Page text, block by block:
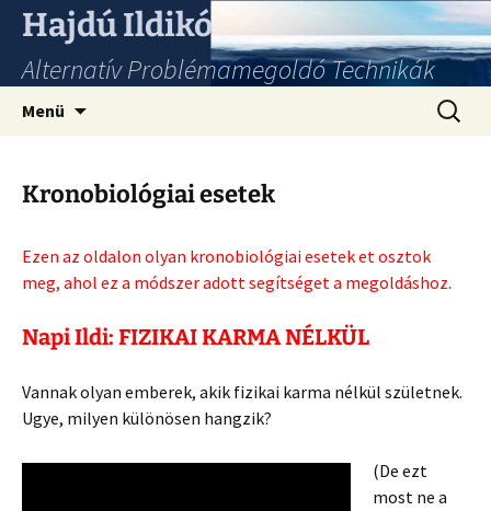
Hajdú Ildikó
Alternatív Problémamegoldó Technikák
Menü
Kronobiológiai esetek
Ezen az oldalon olyan kronobiológiai esetek et osztok
meg, ahol ez a módszer adott segítséget a megoldáshoz.
Napi Ildi: FIZIKAI KARMA NÉLKÜL
Vannak olyan emberek, akik fizikai karma nélkül születnek.
Ugye, milyen különösen hangzik?
(De ezt
most ne a